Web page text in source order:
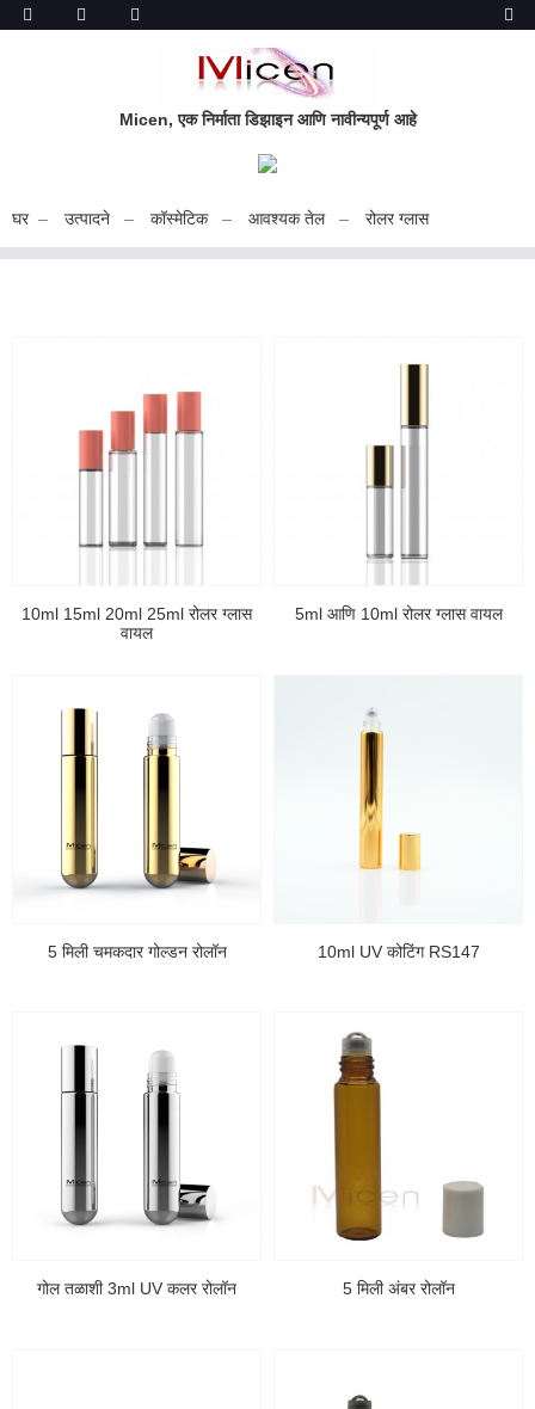
Micen, एक निर्माता डिझाइन आणि नावीन्यपूर्ण आहे
घर उत्पादने कॉस्मेटिक आवश्यक तेल रोलर ग्लास
10ml 15ml 20ml 25ml रोलर ग्लास
वायल
5ml आणि 10ml रोलर ग्लास वायल
5 मिली चमकदार गोल्डन रोलॉन 10ml UV कोटिंग RS147
गोल तळाशी 3ml UV कलर रोलॉन 5 मिली अंबर रोलॉन